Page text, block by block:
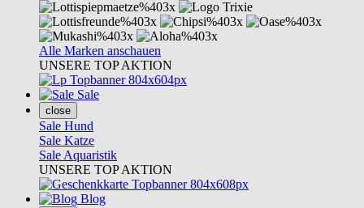
Alle Marken anschauen
UNSERE TOP AKTION
Sale
close
Sale Hund
Sale Katze
Sale Aquaristik
UNSERE TOP AKTION
Blog